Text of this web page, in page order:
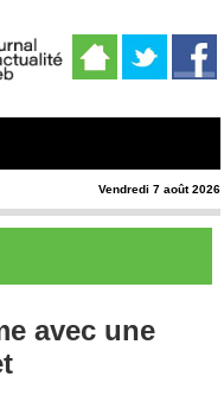
Vendredi 7 août 2026
avec une